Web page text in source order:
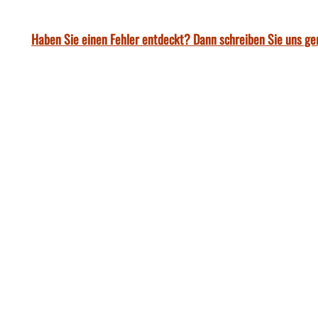
Haben Sie einen Fehler entdeckt? Dann schreiben Sie uns